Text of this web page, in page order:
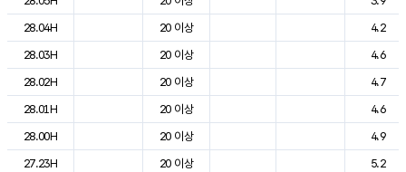
28.04H
20 이상
4.2
28.03H
20 이상
4.6
28.02H
20 이상
4.7
28.01H
20 이상
4.6
28.00H
20 이상
4.9
27.23H
20 이상
5.2